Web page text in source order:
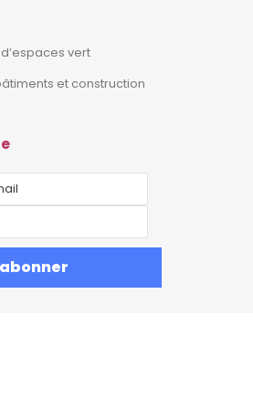
vert
et construction